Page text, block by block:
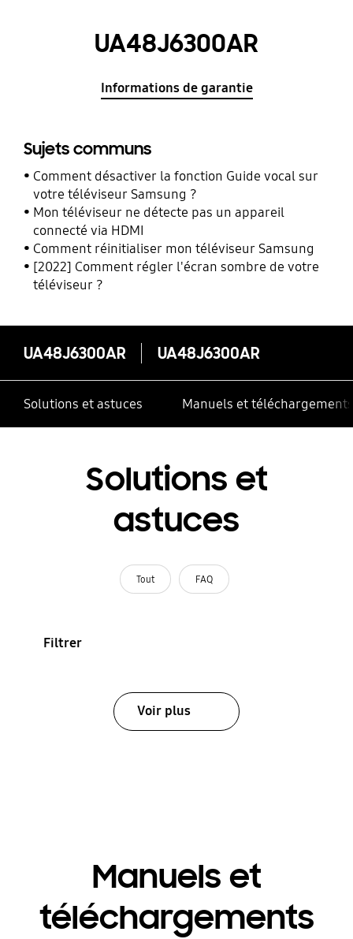
UA48J6300AR
Informations de garantie
Sujets communs
Comment désactiver la fonction Guide vocal sur
votre téléviseur Samsung ?
Mon téléviseur ne détecte pas un appareil
connecté via HDMI
Comment réinitialiser mon téléviseur Samsung
[2022] Comment régler l'écran sombre de votre
téléviseur ?
UA48J6300AR UA48J6300AR
Solutions et astuces Manuels et téléchargements
Solutions et
astuces
Tout FAQ
Filtrer
Voir plus
Manuels et
téléchargements